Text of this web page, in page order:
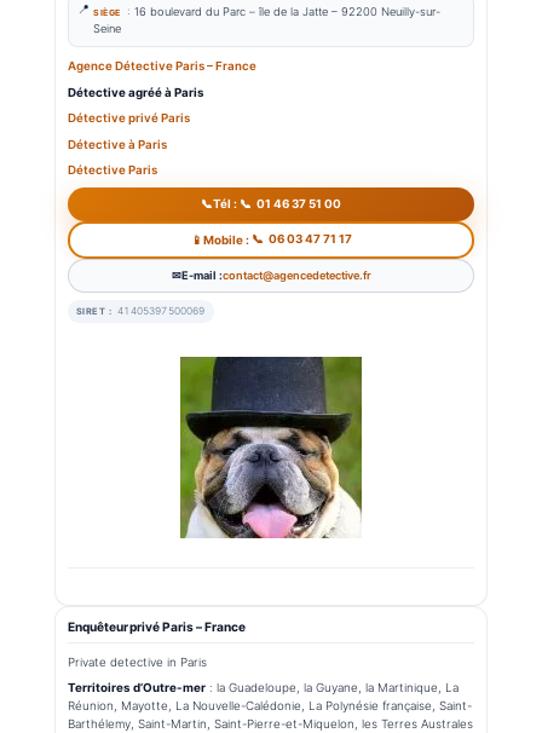
SIÈGE : 16 boulevard du Parc –île de la Jatte – 92200 Neuilly-sur-
Seine
Agence Détective Paris – France
Détective agréé à Paris
DétectiveprivéParis
Détective à Paris
Détective Paris
Tél : 01 46 37 51 00
Mobile : 06 03 47 71 17
E-mail :contact@agencedetective.fr
SIRET : 41405397500069
Enquêteur privé Paris – France
Private detective in Paris
Territoires d’Outre-mer : la Guadeloupe, la Guyane, la Martinique, La
Réunion, Mayotte, La Nouvelle-Calédonie, La Polynésie française, Saint-
Barthélemy, Saint-Martin, Saint-Pierre-et-Miquelon, les Terres Australes